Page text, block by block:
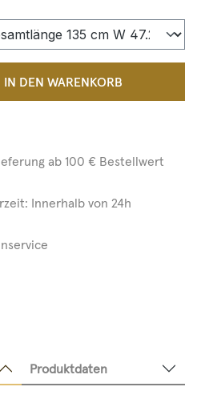
Gib den
IN DEN WARENKORB
ab 100 € Bestellwert
Innerhalb von 24h
Produktdaten